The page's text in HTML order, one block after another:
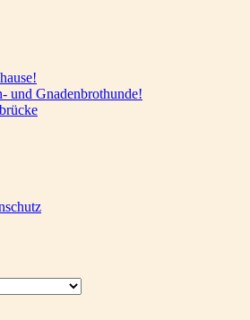
und Gnadenbrothunde!